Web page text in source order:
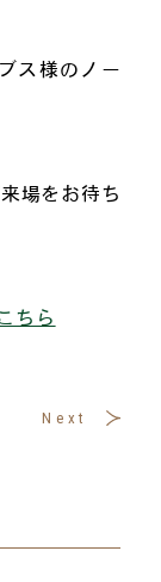
ス様のノー
場をお待ち
ちら
Next